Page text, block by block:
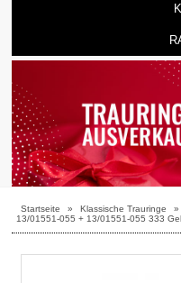
Startseite » Klassische Trauringe »
13/01551-055 + 13/01551-055 333